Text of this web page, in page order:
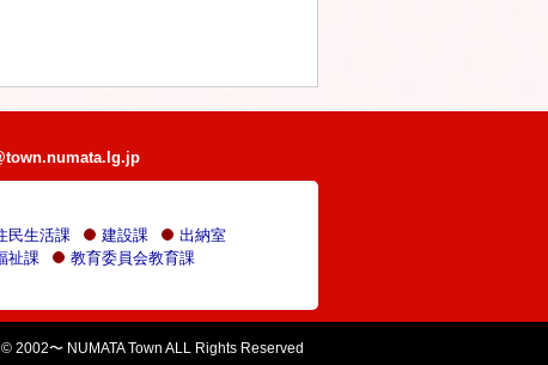
民生活課 建設課
出納室
祉課
教育委員会教育課
© 2002〜 NUMATA Town ALL Rights Reserved